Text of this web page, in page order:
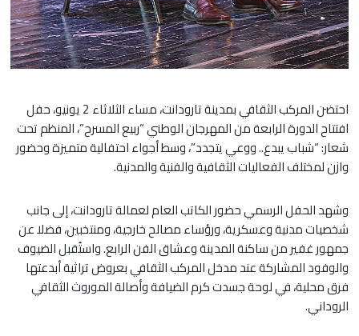
احتضن المركب الثقافي بمدينة تارودانت، مساء الثلاثاء 2 يونيو، حفل
افتتاح الدورة الرابعة من المهرجان الوطني “ربيع المسرح”، المنظم تحت
شعار: “شباب يبدع.. ووعي يتجدد”، وسط أجواء احتفالية متميزة وحضور
وازن لمختلف الفعاليات الثقافية والفنية والمدنية.
وشهد الحفل الرسمي حضور الكاتب العام لعمالة تارودانت، إلى جانب
شخصيات مدنية وعسكرية، ورؤساء مصالح خارجية، ومنتخبين، فضلا عن
جمهور غفير من ساكنة المدينة وعشاق الفن الرابع. واستُقبل الضيوف
والوفود المشاركة عند مدخل المركب الثقافي بعروض تراثية أبدعتها
فرق محلية، في لوحة جسدت كرم الضيافة وأصالة الموروث الثقافي
الروداني.